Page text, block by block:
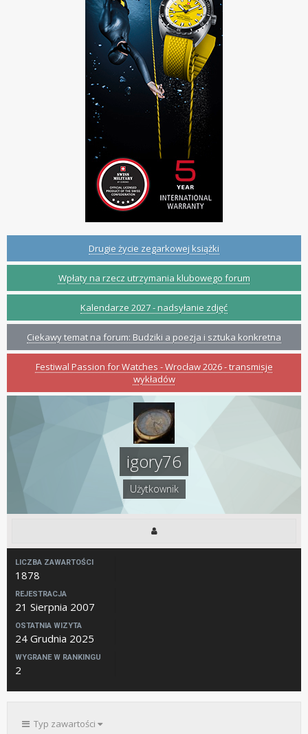
Drugie życie zegarkowej książki
Wpłaty na rzecz utrzymania klubowego forum
Kalendarze 2027 - nadsyłanie zdjęć
Ciekawy temat na forum: Budziki a poezja i sztuka konkretna
Festiwal Passion for Watches - Wrocław 2026 - transmisje
wykładów
igory76
Użytkownik
LICZBA ZAWARTOŚCI
1878
REJESTRACJA
21 Sierpnia 2007
OSTATNIA WIZYTA
24 Grudnia 2025
WYGRANE W RANKINGU
2
Typ zawartości